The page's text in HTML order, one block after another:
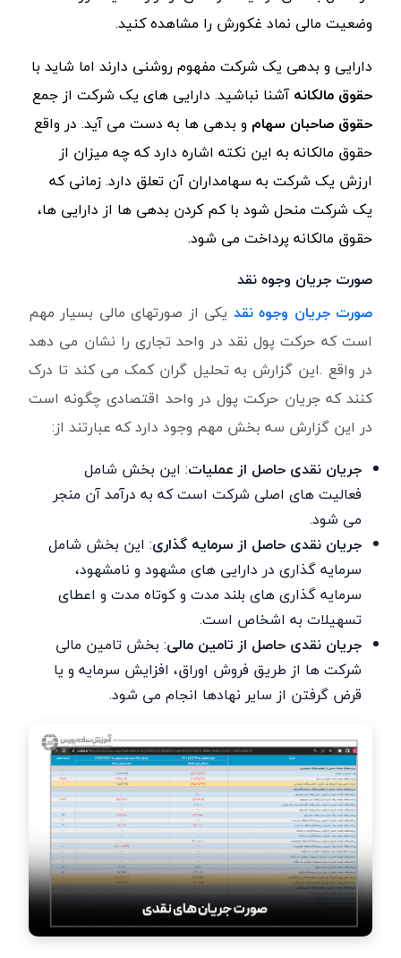
وضعیت مالی نماد غکورش را مشاهده کنید.
دارایی و بدهی یک شرکت مفهوم روشنی دارند اما شاید با
حقوق مالکانهآشنا نباشید. دارایی های یک شرکت از جمع
حقوق صاحبان سهام و بدهی ها به دست می آید. در واقع
حقوق مالکانه به این نکته اشاره دارد که چه میزان از
ارزش یک شرکت به سهامداران آن تعلق دارد. زمانی که
یک شرکت منحل شود با کم کردن بدهی ها از دارایی ها،
حقوق مالکانه پرداخت می شود.
صورت جریان وجوه نقد
صورت جریان وجوه نقد یکی از صورتهای مالی بسیار مهم
است که حرکت پول نقد در واحد تجاری را نشان می دهد
در واقع .این گزارش به تحلیل گران کمک می کند تا درک
کنند که جریان حرکت پول در واحد اقتصادی چگونه است
در این گزارش سه بخش مهم وجود دارد که عبارتند از:
جریان نقدی حاصل از عملیات: این بخش شامل
فعالیت های اصلی شرکت است که به درآمد آن منجر
می شود.
جریان نقدی حاصل از سرمایه گذاری: این بخش شامل
سرمایه گذاری در دارایی های مشهود و نامشهود،
سرمایه گذاری های بلند مدت و کوتاه مدت و اعطای
تسهیلات به اشخاص است.
جریان نقدی حاصل از تامین مالی: بخش تامین مالی
شرکت ها از طریق فروش اوراق، افزایش سرمایه و یا
قرض گرفتن از سایر نهادها انجام می شود.